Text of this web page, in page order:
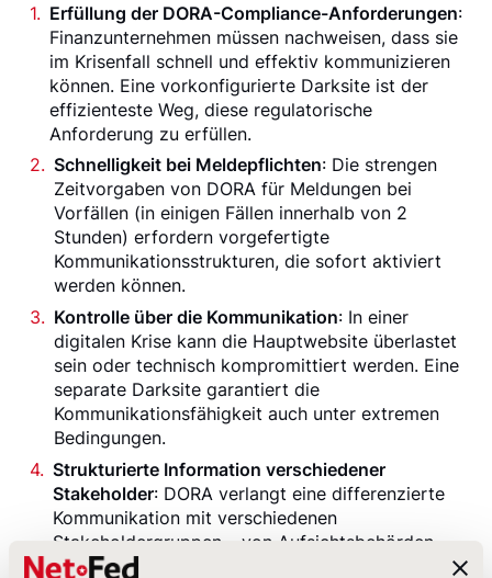
Erfüllung der DORA-Compliance-Anforderungen:
Finanzunternehmen müssen nachweisen, dass sie
im Krisenfall schnell und effektiv kommunizieren
können. Eine vorkonfigurierte Darksite ist der
effizienteste Weg, diese regulatorische
Anforderung zu erfüllen.
Schnelligkeit bei Meldepflichten: Die strengen
Zeitvorgaben von DORA für Meldungen bei
Vorfällen (in einigen Fällen innerhalb von 2
Stunden) erfordern vorgefertigte
Kommunikationsstrukturen, die sofort aktiviert
werden können.
Kontrolle über die Kommunikation: In einer
digitalen Krise kann die Hauptwebsite überlastet
sein oder technisch kompromittiert werden. Eine
separate Darksite garantiert die
Kommunikationsfähigkeit auch unter extremen
Bedingungen.
Strukturierte Information verschiedener
Stakeholder: DORA verlangt eine differenzierte
Kommunikation mit verschiedenen
Stakeholdergruppen – von Aufsichtsbehörden
über Kunden bis zu anderen